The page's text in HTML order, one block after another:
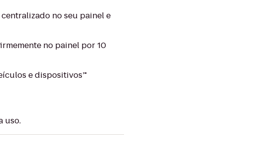
no seu painel e
no painel por 10
e dispositivos’"
uso.